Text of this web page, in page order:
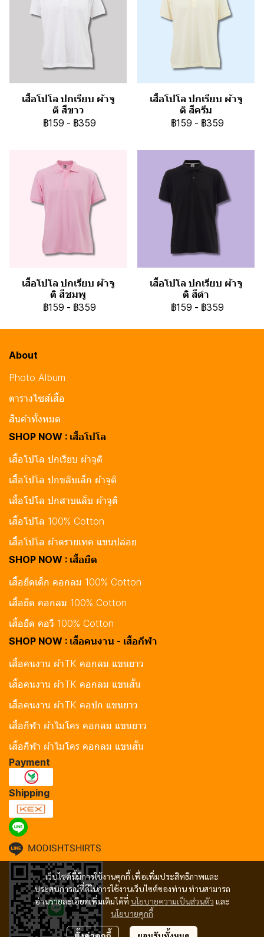
เสื้อโปโล ปกเรียบ ผ้าจู
ติ สีขาว
฿159 - ฿359
เสื้อโปโล ปกเรียบ ผ้าจู
ติ สีครีม
฿159 - ฿359
เสื้อโปโล ปกเรียบ ผ้าจู
ติ สีชมพู
฿159 - ฿359
เสื้อโปโล ปกเรียบ ผ้าจู
ติ สีดำ
฿159 - ฿359
เว็บไซต์นี้มีการใช้งานคุกกี้ เพื่อเพิ่มประสิทธิภาพและ
ประสบการณ์ที่ดีในการใช้งานเว็บไซต์ของท่าน ท่านสามารถ
อ่านรายละเอียดเพิ่มเติมได้ที่ นโยบายความเป็นส่วนตัว และ
นโยบายคุกกี้
About
Photo Album
ตารางไซส์เสื้อ
สินค้าทั้งหมด
SHOP NOW : เสื้อโปโล
เสื้อโปโล ปกเรียบ ผ้าจูติ
เสื้อโปโล ปกขลิบเล็ก ผ้าจูติ
เสื้อโปโล ปกสาบแล็บ ผ้าจูติ
เสื้อโปโล 100% Cotton
เสื้อโปโล ผ้าดรายเทค แขนปล่อย
SHOP NOW : เสื้อยืด
เสื้อยืดเด็ก คอกลม 100% Cotton
เสื้อยืด คอกลม 100% Cotton
เสื้อยืด คอวี 100% Cotton
SHOP NOW : เสื้อคนงาน - เสื้อกีฬา
เสื้อคนงาน ผ้าTK คอกลม แขนยาว
เสื้อคนงาน ผ้าTK คอกลม แขนสั้น
เสื้อคนงาน ผ้าTK คอปก แขนยาว
เสื้อกีฬา ผ้าไมโคร คอกลม แขนยาว
เสื้อกีฬา ผ้าไมโคร คอกลม แขนสั้น
Payment
Shipping
MODISHTSHIRTS